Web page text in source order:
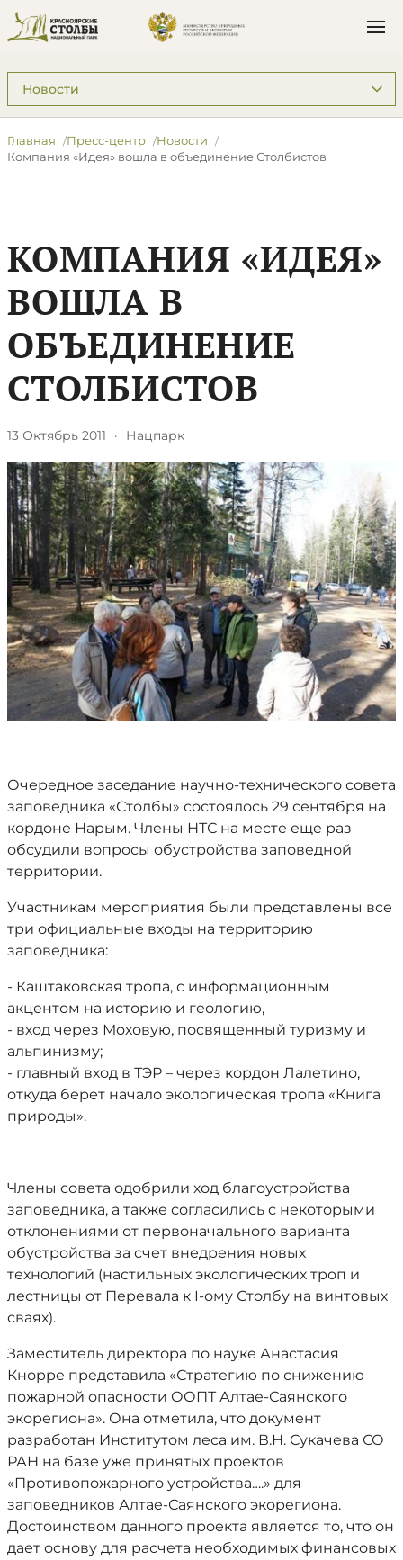
Подразделы: Пресс-центр
Главная Пресс-центр
Новости
Компания «Идея» вошла в объединение Столбистов
КОМПАНИЯ «ИДЕЯ»
ВОШЛА В
ОБЪЕДИНЕНИЕ
СТОЛБИСТОВ
13 Октябрь 2011 · Нацпарк
Очередное заседание научно-технического совета
заповедника «Столбы» состоялось 29 сентября на
кордоне Нарым. Члены НТС на месте еще раз
обсудили вопросы обустройства заповедной
территории.
Участникам мероприятия были представлены все
три официальные входы на территорию
заповедника:
- Каштаковская тропа, с информационным
акцентом на историю и геологию,
- вход через Моховую, посвященный туризму и
альпинизму;
- главный вход в ТЭР – через кордон Лалетино,
откуда берет начало экологическая тропа «Книга
природы».
Члены совета одобрили ход благоустройства
заповедника, а также согласились с некоторыми
отклонениями от первоначального варианта
обустройства за счет внедрения новых
технологий (настильных экологических троп и
лестницы от Перевала к I-ому Столбу на винтовых
сваях).
Заместитель директора по науке Анастасия
Кнорре представила «Стратегию по снижению
пожарной опасности ООПТ Алтае-Саянского
экорегиона». Она отметила, что документ
разработан Институтом леса им. В.Н. Сукачева СО
РАН на базе уже принятых проектов
«Противопожарного устройства….» для
заповедников Алтае-Саянского экорегиона.
Достоинством данного проекта является то, что он
дает основу для расчета необходимых финансовых